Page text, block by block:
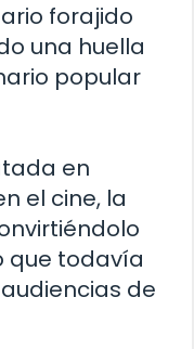
forajido
una huella
popular
en
el cine, la
que todavía
de